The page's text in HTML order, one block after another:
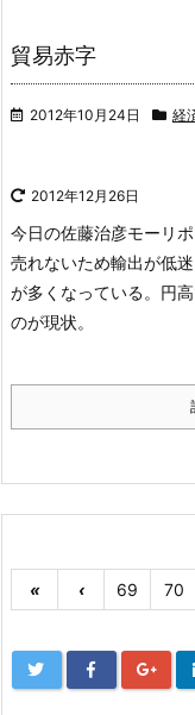
貿易赤字
2012年10月24日 経
2012年12月26日
今日の佐藤治彦モーリ
売れないため輸出が低
が多くなっている。円
のが現状。
« ‹ 69 70